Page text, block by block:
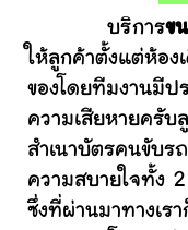
บริการข
ให้ลูกค้าตั้งแต่ห้อง
ของโดยทีมงานมีป
ความเสียหายครับ
สำเนาบัตรคนขับร
ความสบายใจทั้ง
ซึ่งที่ผ่านมาทางเร